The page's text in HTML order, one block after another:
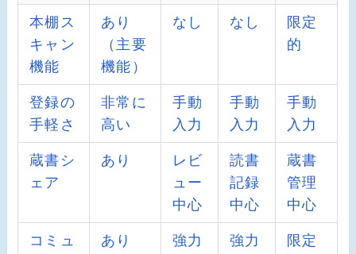
本棚ス
キャン
機能
あり
（主要
機能）
なし なし
限定
的
登録の
手軽さ
非常に
高い
手動
入力
手動
入力
手動
入力
蔵書シ
ェア
あり
レビ
ュー
中心
読書
記録
中心
蔵書
管理
中心
コミュ
あり 強力 強力
限定